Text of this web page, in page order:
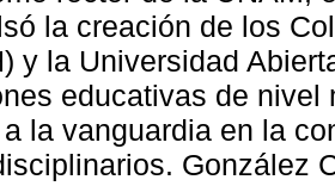
la creación de los
y la Universidad
educativas de nivel
la vanguardia en la
González